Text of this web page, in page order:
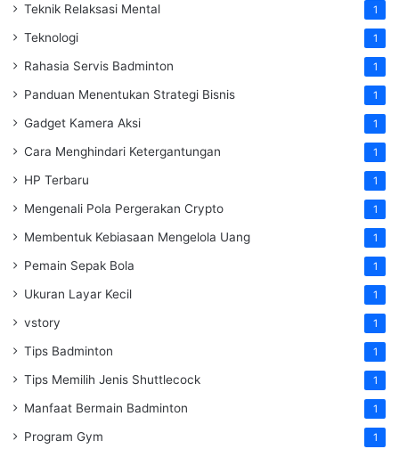
Teknik Relaksasi Mental 1
Teknologi 1
Rahasia Servis Badminton 1
Panduan Menentukan Strategi Bisnis 1
Gadget Kamera Aksi 1
Cara Menghindari Ketergantungan 1
HP Terbaru 1
Mengenali Pola Pergerakan Crypto 1
Membentuk Kebiasaan Mengelola Uang 1
Pemain Sepak Bola 1
Ukuran Layar Kecil 1
vstory 1
Tips Badminton 1
Tips Memilih Jenis Shuttlecock 1
Manfaat Bermain Badminton 1
Program Gym 1